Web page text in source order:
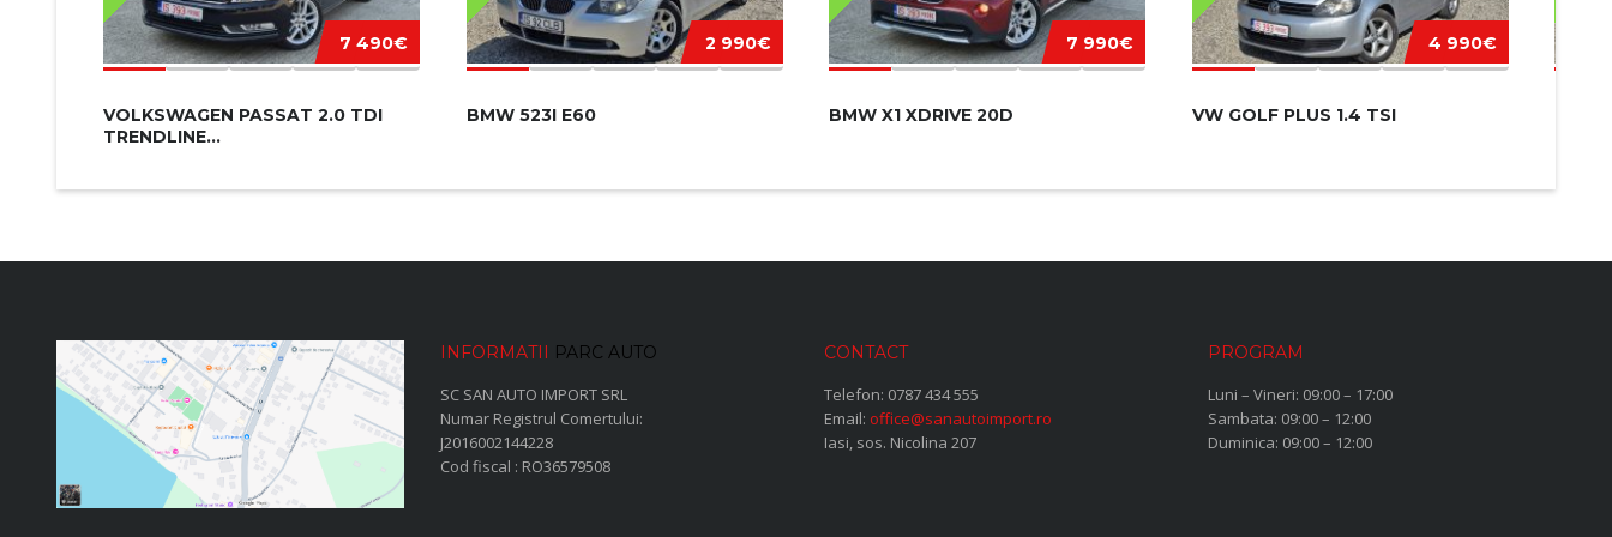
7 490€
VOLKSWAGEN PASSAT 2.0 TDI
TRENDLINE...
2 990€
BMW 523I E60
7 990€
BMW X1 XDRIVE 20D
4 990€
VW GOLF PLUS 1.4 TSI
INFORMATII PARC AUTO
SC SAN AUTO IMPORT SRL
Numar Registrul Comertului:
J2016002144228
Cod fiscal : RO36579508
CONTACT
Telefon: 0787 434 555
Email: office@sanautoimport.ro
Iasi, sos. Nicolina 207
PROGRAM
Luni – Vineri: 09:00 – 17:00
Sambata: 09:00 – 12:00
Duminica: 09:00 – 12:00